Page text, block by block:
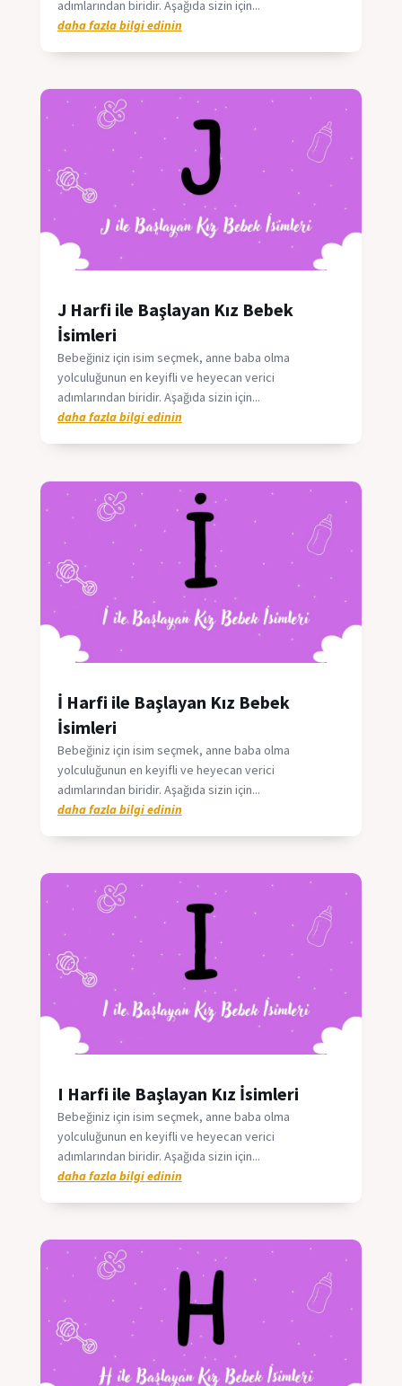
adımlarından biridir. Aşağıda sizin için...
daha fazla bilgi edinin
J Harfi ile Başlayan Kız Bebek
İsimleri
Bebeğiniz için isim seçmek, anne baba olma
yolculuğunun en keyifli ve heyecan verici
adımlarından biridir. Aşağıda sizin için...
daha fazla bilgi edinin
İ Harfi ile Başlayan Kız Bebek
İsimleri
Bebeğiniz için isim seçmek, anne baba olma
yolculuğunun en keyifli ve heyecan verici
adımlarından biridir. Aşağıda sizin için...
daha fazla bilgi edinin
I Harfi ile Başlayan Kız İsimleri
Bebeğiniz için isim seçmek, anne baba olma
yolculuğunun en keyifli ve heyecan verici
adımlarından biridir. Aşağıda sizin için...
daha fazla bilgi edinin